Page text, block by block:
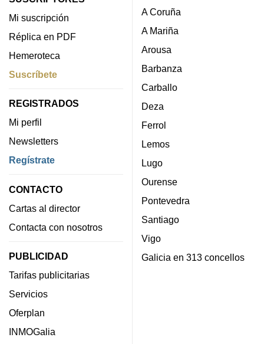
Mi suscripción
Réplica en PDF
Hemeroteca
Suscríbete
REGISTRADOS
Mi perfil
Newsletters
Regístrate
CONTACTO
Cartas al director
Contacta con nosotros
PUBLICIDAD
Tarifas publicitarias
Servicios
Oferplan
INMOGalia
A Coruña
A Mariña
Arousa
Barbanza
Carballo
Deza
Ferrol
Lemos
Lugo
Ourense
Pontevedra
Santiago
Vigo
Galicia en 313 concellos